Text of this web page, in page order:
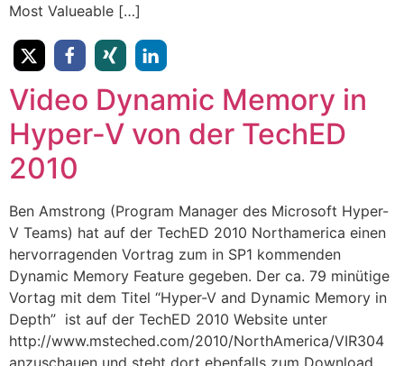
Most Valueable […]
Video Dynamic Memory in
Hyper-V von der TechED
2010
Ben Amstrong (Program Manager des Microsoft Hyper-
V Teams) hat auf der TechED 2010 Northamerica einen
hervorragenden Vortrag zum in SP1 kommenden
Dynamic Memory Feature gegeben. Der ca. 79 minütige
Vortag mit dem Titel “Hyper-V and Dynamic Memory in
Depth” ist auf der TechED 2010 Website unter
http://www.msteched.com/2010/NorthAmerica/VIR304
anzuschauen und steht dort ebenfalls zum Download